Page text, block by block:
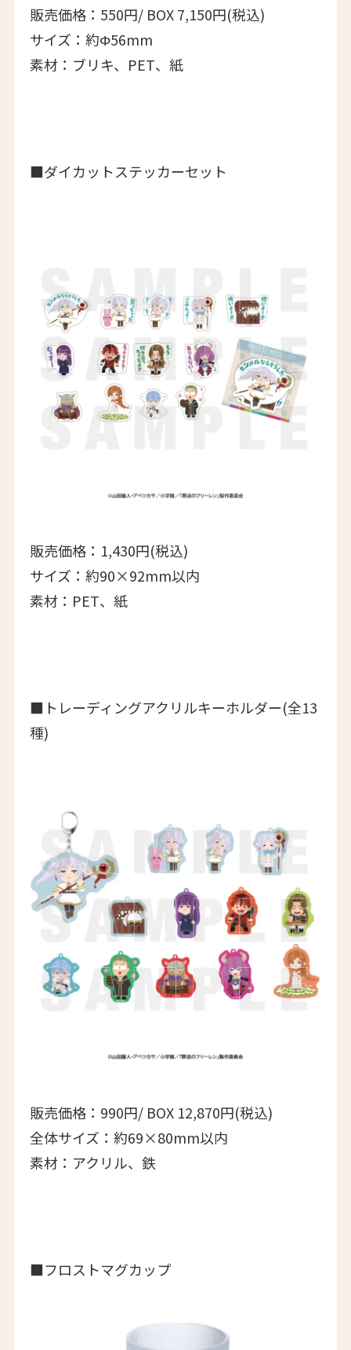
販売価格：550円/ BOX 7,150円(税込)
サイズ：約Φ56mm
素材：ブリキ、PET、紙
■ダイカットステッカーセット
販売価格：1,430円(税込)
サイズ：約90×92mm以内
素材：PET、紙
■トレーディングアクリルキーホルダー(全13
種)
販売価格：990円/ BOX 12,870円(税込)
全体サイズ：約69×80mm以内
素材：アクリル、鉄
■フロストマグカップ